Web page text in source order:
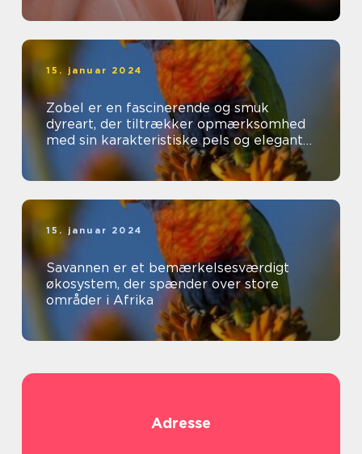
15. januar 2024
Zobel er en fascinerende og smuk
dyreart, der tiltrækker opmærksomhed
med sin karakteristiske pels og elegante
udseende
15. januar 2024
Savannen er et bemærkelsesværdigt
økosystem, der spænder over store
områder i Afrika
Adresse